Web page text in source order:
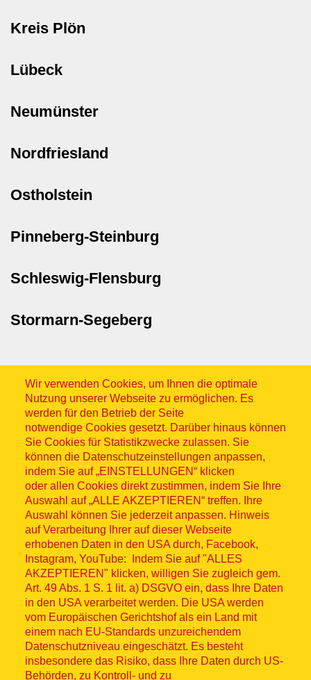
Kreis Plön
Lübeck
Neumünster
Nordfriesland
Ostholstein
Pinneberg-Steinburg
Schleswig-Flensburg
Stormarn-Segeberg
Wir verwenden Cookies, um Ihnen die optimale
Nutzung unserer Webseite zu ermöglichen. Es
werden für den Betrieb der Seite
notwendige Cookies gesetzt. Darüber hinaus können
Sie Cookies für Statistikzwecke zulassen. Sie
können die Datenschutzeinstellungen anpassen,
indem Sie auf „EINSTELLUNGEN“ klicken
oder allen Cookies direkt zustimmen, indem Sie Ihre
Auswahl auf „ALLE AKZEPTIEREN“ treffen. Ihre
Auswahl können Sie jederzeit anpassen. Hinweis
auf Verarbeitung Ihrer auf dieser Webseite
erhobenen Daten in den USA durch, Facebook,
Instagram, YouTube: Indem Sie auf "ALLES
AKZEPTIEREN" klicken, willigen Sie zugleich gem.
Art. 49 Abs. 1 S. 1 lit. a) DSGVO ein, dass Ihre Daten
in den USA verarbeitet werden. Die USA werden
vom Europäischen Gerichtshof als ein Land mit
einem nach EU-Standards unzureichendem
Datenschutzniveau eingeschätzt. Es besteht
insbesondere das Risiko, dass Ihre Daten durch US-
Behörden, zu Kontroll- und zu
Sitemap
© ASB 2026
Fußzeilenmenü
Impressum
Datenschutz
Kontakt
Hinweisgebersystem